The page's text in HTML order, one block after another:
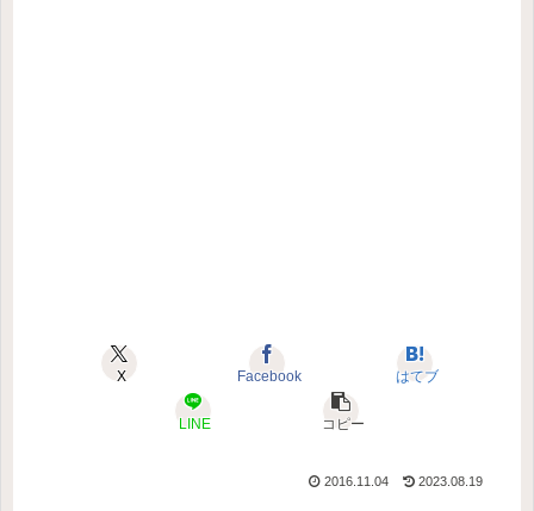
X Facebook はてブ
LINE コピー
2016.11.04 2023.08.19